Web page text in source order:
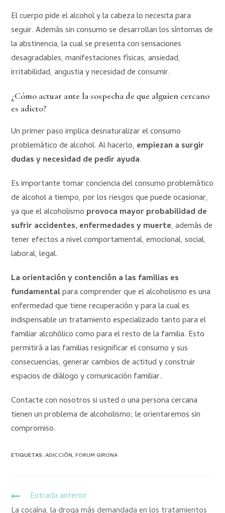
El cuerpo pide el alcohol y la cabeza lo necesita para
seguir. Además sin consumo se desarrollan los síntomas de
la abstinencia, la cual se presenta con sensaciones
desagradables, manifestaciones físicas, ansiedad,
irritabilidad, angustia y necesidad de consumir.
¿Cómo actuar ante la sospecha de que alguien cercano
es adicto?
Un primer paso implica desnaturalizar el consumo
problemático de alcohol. Al hacerlo, empiezan a surgir
dudas y necesidad de pedir ayuda.
Es importante tomar conciencia del consumo problemático
de alcohol a tiempo, por los riesgos que puede ocasionar,
ya que el alcoholismo provoca mayor probabilidad de
sufrir accidentes, enfermedades y muerte, además de
tener efectos a nivel comportamental, emocional, social,
laboral, legal.
La orientación y contención a las familias es
fundamentalpara comprender que el alcoholismo es una
enfermedad que tiene recuperación y para la cual es
indispensable un tratamiento especializado tanto para el
familiar alcohólico como para el resto de la familia. Esto
permitirá a las familias resignificar el consumo y sus
consecuencias, generar cambios de actitud y construir
espacios de diálogo y comunicación familiar.
Contacte con nosotros si usted o una persona cercana
tienen un problema de alcoholismo; le orientaremos sin
compromiso.
ETIQUETAS:ADICCIÓN, FORUM GIRONA
Entrada anterior